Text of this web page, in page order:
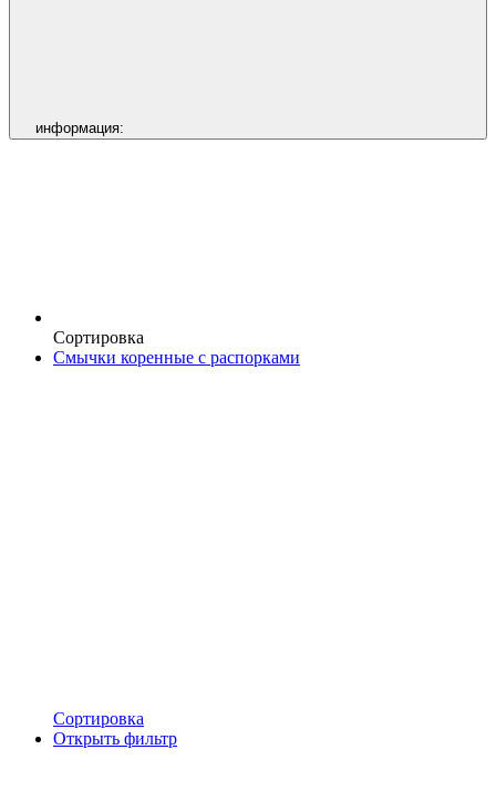
информация:
Сортировка
Смычки коренные с распорками
Сортировка
Открыть фильтр